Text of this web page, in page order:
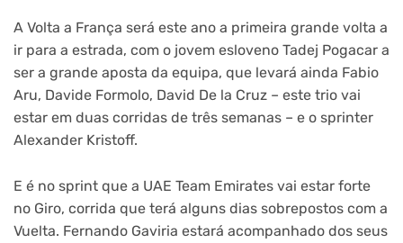
A Volta a França será este ano a primeira grande volta a
ir para a estrada, com o jovem esloveno Tadej Pogacar a
ser a grande aposta da equipa, que levará ainda Fabio
Aru, Davide Formolo, David De la Cruz – este trio vai
estar em duas corridas de três semanas – e o sprinter
Alexander Kristoff.
E é no sprint que a UAE Team Emirates vai estar forte
no Giro, corrida que terá alguns dias sobrepostos com a
Vuelta. Fernando Gaviria estará acompanhado dos seus